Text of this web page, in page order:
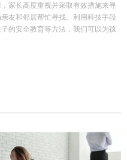
长高度重视并采取有效措施来寻
友和邻居帮忙寻找、利用科技手段
的安全教育等方法，我们可以为孩